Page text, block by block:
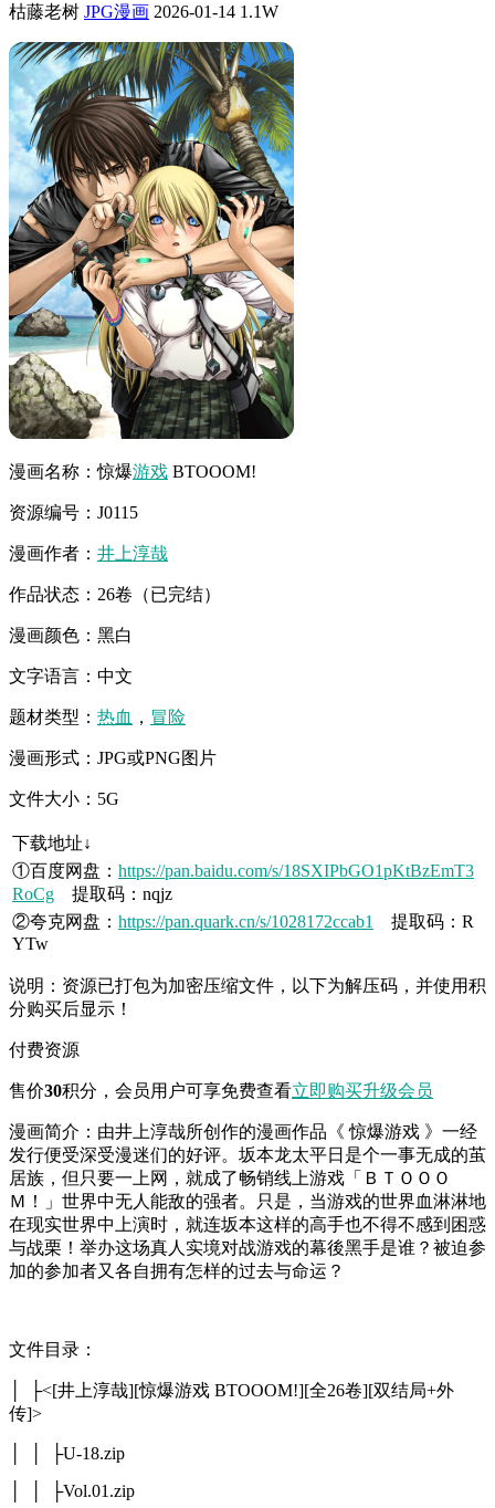
枯藤老树 JPG漫画 2026-01-14 1.1W
漫画名称：惊爆游戏 BTOOOM!
资源编号：J0115
漫画作者： 井上淳哉
作品状态：26卷（已完结）
漫画颜色：黑白
文字语言：中文
题材类型： 热血 ， 冒险
漫画形式：JPG或PNG图片
文件大小：5G
下载地址↓
①百度网盘： https://pan.baidu.com/s/18SXIPbGO1pKtBzEmT3
RoCg 提取码：nqjz
②夸克网盘： https://pan.quark.cn/s/1028172ccab1
提取码：R
YTw
说明：资源已打包为加密压缩文件，以下为解压码，并使用积
分购买后显示！
付费资源
售价30积分 ，会员用户可享免费查看立即购买升级会员
漫画简介：由井上淳哉所创作的漫画作品《 惊爆游戏 》一经
发行便受深受漫迷们的好评。坂本龙太平日是个一事无成的茧
居族，但只要一上网，就成了畅销线上游戏「ＢＴＯＯＯ
Ｍ！」世界中无人能敌的强者。只是，当游戏的世界血淋淋地
在现实世界中上演时，就连坂本这样的高手也不得不感到困惑
与战栗！举办这场真人实境对战游戏的幕後黑手是谁？被迫参
加的参加者又各自拥有怎样的过去与命运？
文件目录：
│ ├<[井上淳哉][惊爆游戏 BTOOOM!][全26卷][双结局+外
传]>
│ │ ├U-18.zip
│ │ ├Vol.01.zip